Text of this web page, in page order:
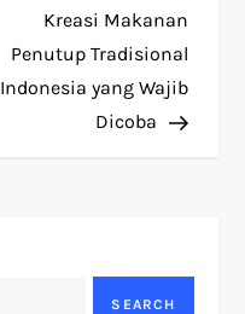
Post
Kreasi Makanan
Penutup Tradisional
Indonesia yang Wajib
Dicoba
SEARCH